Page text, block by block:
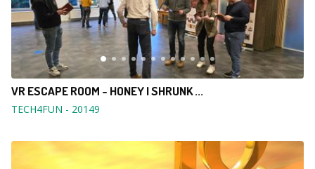
VR ESCAPE ROOM - HONEY I SHRUNK ...
TECH4FUN - 20149